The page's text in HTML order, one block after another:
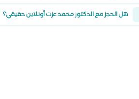
هل الحجز مع الدكتور محمد عزت أونلاين حقيقي؟